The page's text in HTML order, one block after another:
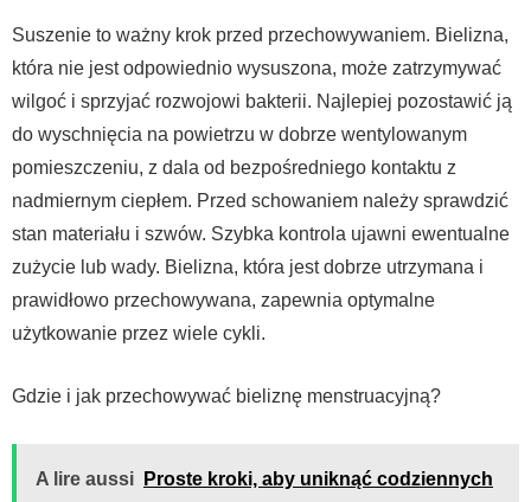
Suszenie to ważny krok przed przechowywaniem. Bielizna,
która nie jest odpowiednio wysuszona, może zatrzymywać
wilgoć i sprzyjać rozwojowi bakterii. Najlepiej pozostawić ją
do wyschnięcia na powietrzu w dobrze wentylowanym
pomieszczeniu, z dala od bezpośredniego kontaktu z
nadmiernym ciepłem. Przed schowaniem należy sprawdzić
stan materiału i szwów. Szybka kontrola ujawni ewentualne
zużycie lub wady. Bielizna, która jest dobrze utrzymana i
prawidłowo przechowywana, zapewnia optymalne
użytkowanie przez wiele cykli.
Gdzie i jak przechowywać bieliznę menstruacyjną?
A lire aussi
Proste kroki, aby uniknąć codziennych